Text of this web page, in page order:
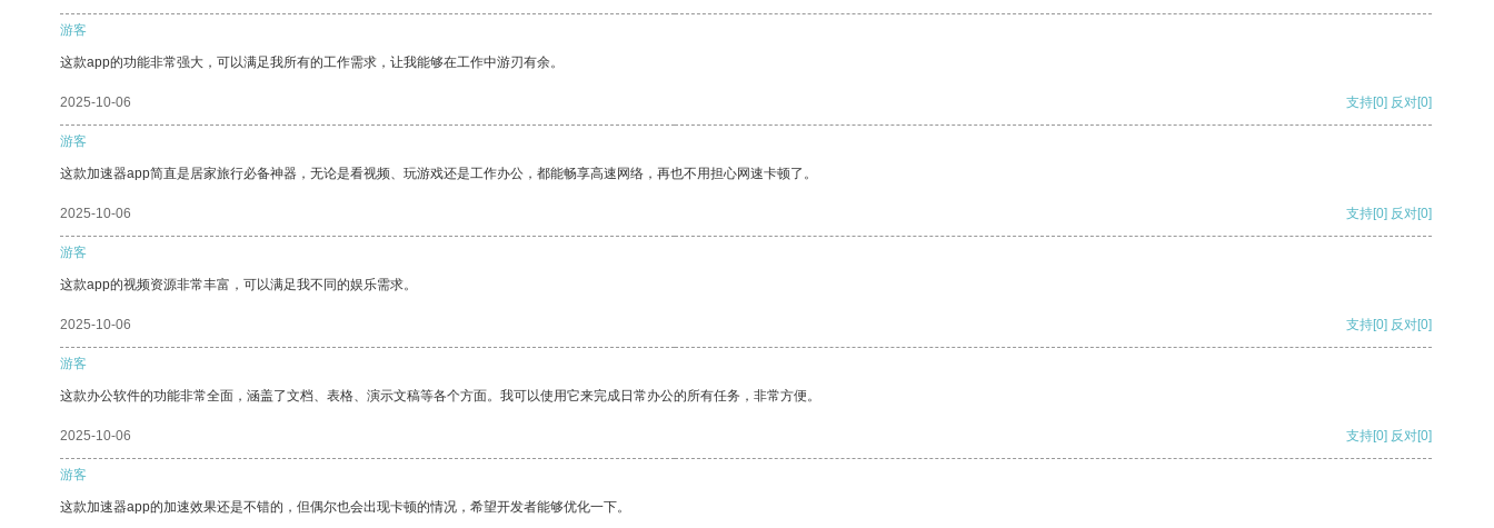
游客
这款app的功能非常强大，可以满足我所有的工作需求，让我能够在工作中游刃有余。
2025-10-06 支持[0] 反对[0]
游客
这款加速器app简直是居家旅行必备神器，无论是看视频、玩游戏还是工作办公，都能畅享高速网络，再也不用担心网速卡顿了。
2025-10-06 支持[0] 反对[0]
游客
这款app的视频资源非常丰富，可以满足我不同的娱乐需求。
2025-10-06 支持[0] 反对[0]
游客
这款办公软件的功能非常全面，涵盖了文档、表格、演示文稿等各个方面。我可以使用它来完成日常办公的所有任务，非常方便。
2025-10-06 支持[0] 反对[0]
游客
这款加速器app的加速效果还是不错的，但偶尔也会出现卡顿的情况，希望开发者能够优化一下。